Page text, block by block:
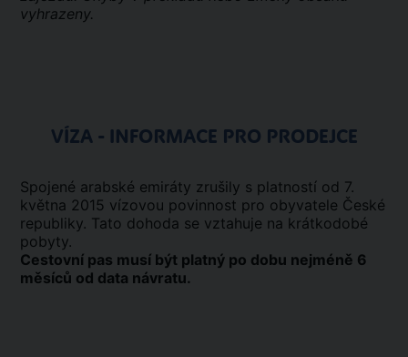
vyhrazeny.
VÍZA - INFORMACE PRO PRODEJCE
Spojené arabské emiráty zrušily s platností od 7.
května 2015 vízovou povinnost pro obyvatele České
republiky. Tato dohoda se vztahuje na krátkodobé
pobyty.
Cestovní pas musí být platný po dobu nejméně 6
měsíců od data návratu.